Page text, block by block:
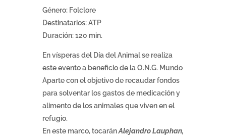
Género: Folclore
Destinatarios: ATP
Duración: 120 min.
En vísperas del Día del Animal se realiza
este evento a beneficio de la O.N.G. Mundo
Aparte con el objetivo de recaudar fondos
para solventar los gastos de medicación y
alimento de los animales que viven en el
refugio.
En este marco, tocaránAlejandro Lauphan,